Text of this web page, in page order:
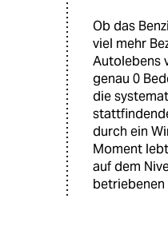
Ob das
viel mehr
Autolebens
genau 0
die
durch ein
Moment
auf dem
betriebenen